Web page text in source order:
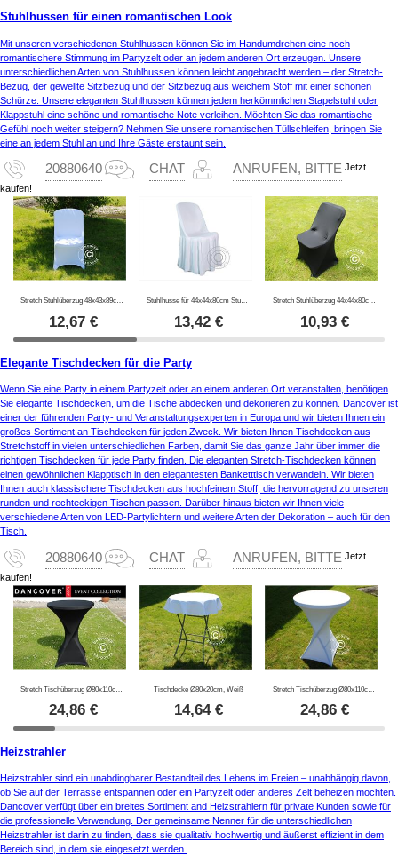
Stuhlhussen für einen romantischen Look
Mit unseren verschiedenen Stuhlhussen können Sie im Handumdrehen eine noch
romantischere Stimmung im Partyzelt oder an jedem anderen Ort erzeugen. Unsere
unterschiedlichen Arten von Stuhlhussen können leicht angebracht werden – der Stretch-
Bezug, der gewellte Sitzbezug und der Sitzbezug aus weichem Stoff mit einer schönen
Schürze. Unsere eleganten Stuhlhussen können jedem herkömmlichen Stapelstuhl oder
Klappstuhl eine schöne und romantische Note verleihen. Möchten Sie das romantische
Gefühl noch weiter steigern? Nehmen Sie unsere romantischen Tüllschleifen, bringen Sie
eine an jedem Stuhl an und Ihre Gäste erstaunt sein.
20880640 CHAT ANRUFEN, BITTE Jetzt
kaufen!
Stretch Stuhlüberzug 48x43x89cm Weiß (1 stck.)
12,67€
Stuhlhusse für 44x44x80cm Stuhl, Weiß
13,42 €
Stretch Stuhlüberzug 44x44x80cm, Schwarz (1 stck.)
10,93 €
Elegante Tischdecken für die Party
Wenn Sie eine Party in einem Partyzelt oder an einem anderen Ort veranstalten, benötigen
Sie elegante Tischdecken, um die Tische abdecken und dekorieren zu können. Dancover ist
einer der führenden Party- und Veranstaltungsexperten in Europa und wir bieten Ihnen ein
großes Sortiment an Tischdecken für jeden Zweck. Wir bieten Ihnen Tischdecken aus
Stretchstoff in vielen unterschiedlichen Farben, damit Sie das ganze Jahr über immer die
richtigen Tischdecken für jede Party finden. Die eleganten Stretch-Tischdecken können
einen gewöhnlichen Klapptisch in den elegantesten Banketttisch verwandeln. Wir bieten
Ihnen auch klassischere Tischdecken aus hochfeinem Stoff, die hervorragend zu unseren
runden und rechteckigen Tischen passen. Darüber hinaus bieten wir Ihnen viele
verschiedene Arten von LED-Partylichtern und weitere Arten der Dekoration – auch für den
Tisch.
20880640 CHAT ANRUFEN, BITTE Jetzt
kaufen!
24,86€
Tischdecke Ø80x20cm, Weiß
14,64€
Stretch Tischüberzug Ø80x110cm, Weiß
24,86 €
Heizstrahler
Heizstrahler sind ein unabdingbarer Bestandteil des Lebens im Freien – unabhängig davon,
ob Sie auf der Terrasse entspannen oder ein Partyzelt oder anderes Zelt beheizen möchten.
Dancover verfügt über ein breites Sortiment and Heizstrahlern für private Kunden sowie für
die professionelle Verwendung. Der gemeinsame Nenner für die unterschiedlichen
Heizstrahler ist darin zu finden, dass sie qualitativ hochwertig und äußerst effizient in dem
Bereich sind, in dem sie eingesetzt werden.